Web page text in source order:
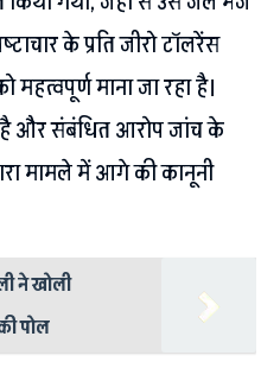
के प्रति जीरो टॉलरेंस
महत्वपूर्ण माना जा रहा है।
है और संबंधित आरोप जांच के
मामले में आगे की कानूनी
ने खोली
पोल